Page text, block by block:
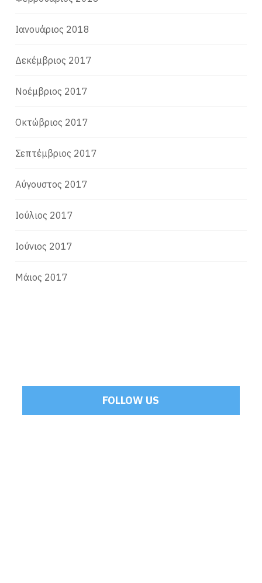
Ιανουάριος 2018
Δεκέμβριος 2017
Νοέμβριος 2017
Οκτώβριος 2017
Σεπτέμβριος 2017
Αύγουστος 2017
Ιούλιος 2017
Ιούνιος 2017
Μάιος 2017
FOLLOW US